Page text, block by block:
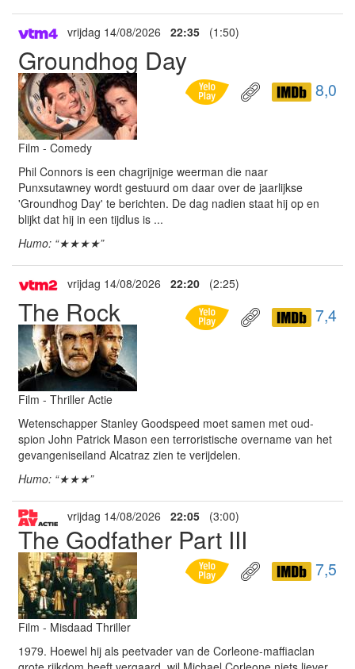
vrijdag 14/08/2026 22:35 (1:50)
Groundhog Day
8,0
Film - Comedy
Phil Connors is een chagrijnige weerman die naar
Punxsutawney wordt gestuurd om daar over de jaarlijkse
'Groundhog Day' te berichten. De dag nadien staat hij op en
blijkt dat hij in een tijdlus is ...
Humo: “★★★★”
vrijdag 14/08/2026 22:20 (2:25)
The Rock 7,4
Film - Thriller Actie
Wetenschapper Stanley Goodspeed moet samen met oud-
spion John Patrick Mason een terroristische overname van het
gevangeniseiland Alcatraz zien te verijdelen.
Humo: “★★★”
vrijdag 14/08/2026 22:05 (3:00)
The Godfather Part III
7,5
Film - Misdaad Thriller
1979. Hoewel hij als peetvader van de Corleone-maffiaclan